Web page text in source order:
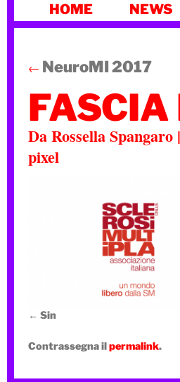
AL
HOME NEWS
← NeuroMI 2017
FASCIA
DaRossella Spangaro |
pixel
Sin
Contrassegna ilpermalink.